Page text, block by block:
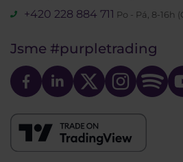
+420 228 884 711 Po - Pá, 8-16h
Jsme #purpletrading